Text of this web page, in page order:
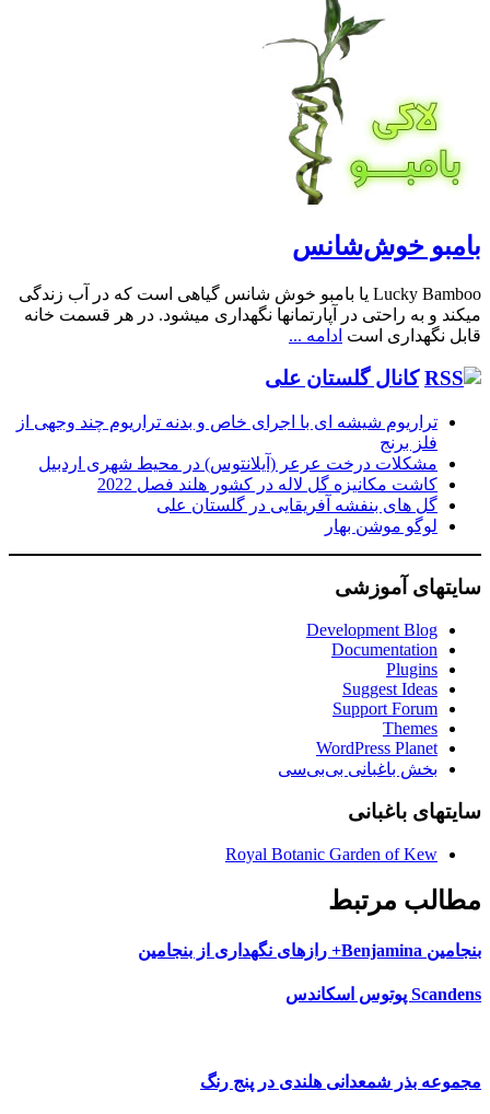
بامبو خوش‌شانس
Lucky Bamboo یا بامبو خوش شانس گیاهی است که در آب زندگی
میکند و به راحتی در آپارتمانها نگهداری میشود. در هر قسمت خانه
قابل نگهداری است ادامه ...
کانال گلستان علی
تراریوم شیشه ای با اجرای خاص و بدنه تراریوم چند وجهی از
فلز برنج
مشکلات درخت عرعر (آیلانتوس) در محیط شهری اردبیل
کاشت مکانیزه گل لاله در کشور هلند فصل 2022
گل های بنفشه آفریقایی در گلستان علی
لوگو موشن بهار
سایتهای آموزشی
Development Blog
Documentation
Plugins
Suggest Ideas
Support Forum
Themes
WordPress Planet
بخش باغبانی بی‌بی‌سی
سایتهای باغبانی
Royal Botanic Garden of Kew
مطالب مرتبط
بنجامین Benjamina+ رازهای نگهداری از بنجامین
Scandens پوتوس اسکاندس
مجموعه بذر شمعدانی هلندی در پنج رنگ